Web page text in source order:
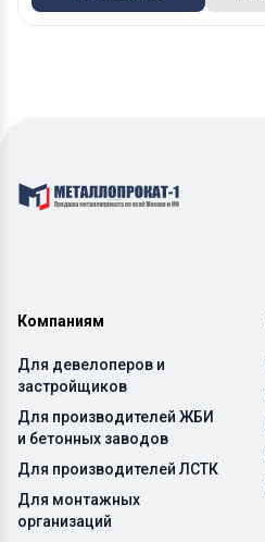
Компаниям
Для девелоперов и
застройщиков
Для производителей ЖБИ
и бетонных заводов
Для производителей ЛСТК
Для монтажных
организаций